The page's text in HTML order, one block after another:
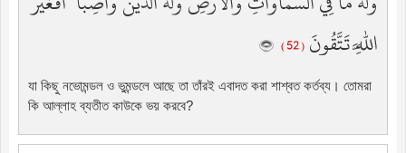
اللَّهِ تَتَّقُونَ ( 52 )
যা কিছু নভোমন্ডল ও ভুমন্ডলে আছে তা তাঁরই এবাদত করা শাশ্বত কর্তব্য। তোমরা
কি আল্লাহ ব্যতীত কাউকে ভয় করবে?